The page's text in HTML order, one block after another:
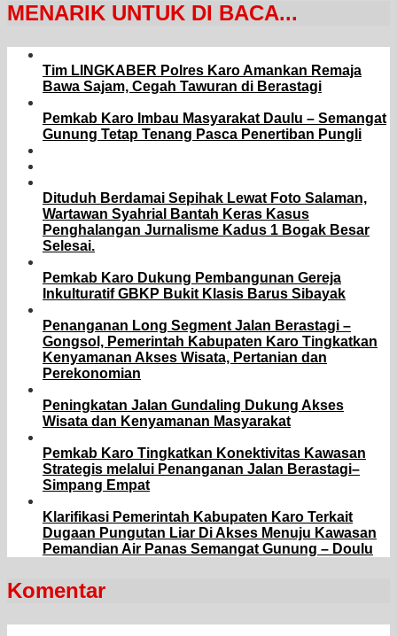
MENARIK UNTUK DI BACA...
Tim LINGKABER Polres Karo Amankan Remaja
Bawa Sajam, Cegah Tawuran di Berastagi
Pemkab Karo Imbau Masyarakat Daulu – Semangat
Gunung Tetap Tenang Pasca Penertiban Pungli
Dituduh Berdamai Sepihak Lewat Foto Salaman,
Wartawan Syahrial Bantah Keras Kasus
Penghalangan Jurnalisme Kadus 1 Bogak Besar
Selesai.
Pemkab Karo Dukung Pembangunan Gereja
Inkulturatif GBKP Bukit Klasis Barus Sibayak
Penanganan Long Segment Jalan Berastagi –
Gongsol, Pemerintah Kabupaten Karo Tingkatkan
Kenyamanan Akses Wisata, Pertanian dan
Perekonomian
Peningkatan Jalan Gundaling Dukung Akses
Wisata dan Kenyamanan Masyarakat
Pemkab Karo Tingkatkan Konektivitas Kawasan
Strategis melalui Penanganan Jalan Berastagi–
Simpang Empat
Klarifikasi Pemerintah Kabupaten Karo Terkait
Dugaan Pungutan Liar Di Akses Menuju Kawasan
Pemandian Air Panas Semangat Gunung – Doulu
Komentar